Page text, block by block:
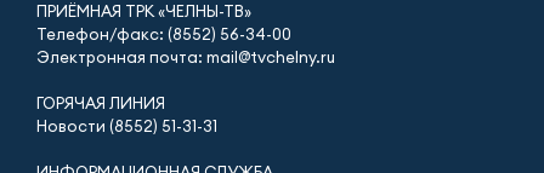
ПРИЁМНАЯ ТРК «ЧЕЛНЫ-ТВ»
Телефон/факс: (8552) 56-34-00
Электронная почта: mail@tvchelny.ru
ГОРЯЧАЯ ЛИНИЯ
Новости (8552) 51-31-31